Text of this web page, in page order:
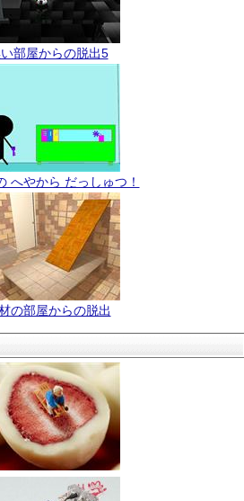
部屋からの脱出5
へやから だっしゅつ！
の部屋からの脱出